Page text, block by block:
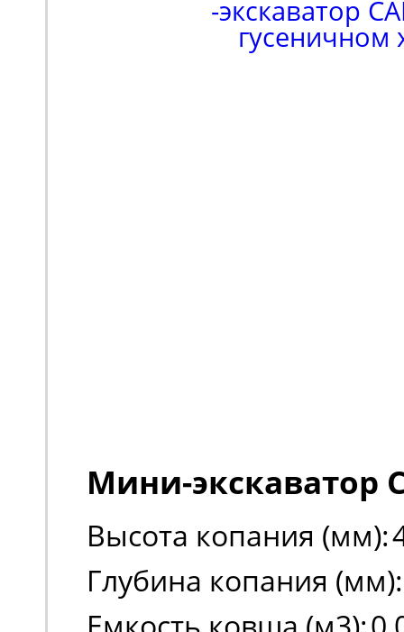
Мини-экскаватор
Высота копания (мм):
Глубина копания (мм):